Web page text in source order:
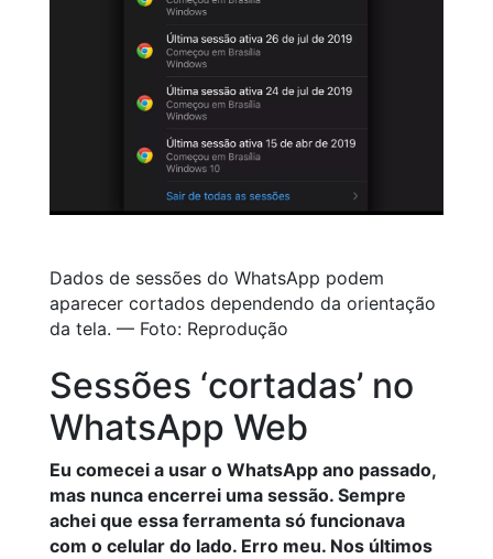
Dados de sessões do WhatsApp podem
aparecer cortados dependendo da orientação
da tela. — Foto: Reprodução
Sessões ‘cortadas’ no
WhatsApp Web
Eu comecei a usar o WhatsApp ano passado,
mas nunca encerrei uma sessão. Sempre
achei que essa ferramenta só funcionava
com o celular do lado. Erro meu. Nos últimos